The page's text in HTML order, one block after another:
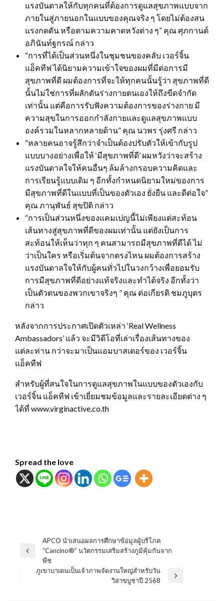
แรงบันดาลให้กับทุกคนที่ต้องการดูแลสุขภาพแบบจาก
ภายในสู่ภายนอกในแบบของคุณจริง ๆ โดยไม่ต้องสน
แรงกดดัน หรือตามความคาดหวังต่าง ๆ” คุณ ศุภกานต์
อภินันท์ฐกรณ์ กล่าว
“การที่ได้เป็นส่วนหนึ่งในชุมชนของคลับ เวอร์จิ้น
แอ็คทีฟ ได้นิยามความเข้าใจของผมที่มีต่อการมี
สุขภาพที่ดี ผมต้องการที่จะให้ทุกคนนั้นรู้ว่า สุขภาพที่ดี
นั้นไม่ใช่การที่ผลักดันร่างกายตนเองให้ถึงขีดจำกัด
เท่านั้น แต่คือการรับฟังความต้องการของร่างกาย มี
ความสุขในการออกกำลังกายและดูแลสุขภาพแบบ
องค์รวมในหลากหลายด้าน” คุณ นวพร รุ่งศรี กล่าว
“หลายคนอาจรู้สึกว่าจำเป็นต้องปรับตัวให้เข้ากับรูป
แบบบางอย่างเพื่อให้ ‘มีสุขภาพที่ดี’ ผมหวังว่าจะสร้าง
แรงบันดาลใจให้คนอื่นๆ ล้มล้างกรอบความคิดและ
การเรียนรู้แบบเดิม ๆ อีกทั้งกำหนดนิยามใหม่ของการ
มีสุขภาพที่ดีในแบบที่เป็นของตัวเอง ยั่งยืน และดีต่อใจ”
คุณ ภานุพันธ์ สุขปิติ กล่าว
“การเป็นส่วนหนึ่งของแคมเปญนี้ไม่เพียงแต่สะท้อน
เส้นทางสู่สุขภาพที่ดีของผมเท่านั้น แต่ยังเป็นการ
สะท้อนให้เห็นว่าทุก ๆ คนสามารถมีสุขภาพที่ดีได้ ไม่
ว่าเป็นใคร หรือเริ่มต้นจากตรงไหน ผมต้องการสร้าง
แรงบันดาลใจให้กับผู้คนทั่วไปในวงกว้างเพื่อยอมรับ
การมีสุขภาพที่ดีอย่างแท้จริงและทำได้จริง อีกทั้งว่า
เป็นตัวตนของพวกเขาจริงๆ ” คุณ ต่อเกียรติ ชมภูบุตร
กล่าว
หลังจากการประกาศเปิดตัวเหล่า ‘Real Wellness
Ambassadors’ แล้ว จะมีวิดีโอที่เล่าเรื่องเส้นทางของ
แต่ละท่าน กว่าจะมาเป็นแอมบาสเดอร์ของ เวอร์จิ้น
แอ็คทีฟ
สำหรับผู้ที่สนใจในการดูแลสุขภาพในแบบของตัวเองกับ
เวอร์จิ้น แอ็คทีฟ เข้าเยี่ยมชมข้อมูลและรายละเอียดต่าง ๆ
ได้ที่ www.virginactive.co.th
Spread the love
แนะแนว
เรื่อง
Previous
APCO นำเสนอผลการศึกษาข้อมูลผู้บริโภค
“Cancino®” นวัตกรรมเสริมสร้างภูมิคุ้มกันจาก
พืช
ภูเขาบาเดนเป็นเจ้าภาพจัดงานใหญ่สำหรับวัน
วิสาขบูชาปี 2568